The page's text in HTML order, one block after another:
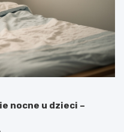
nocne u dzieci –